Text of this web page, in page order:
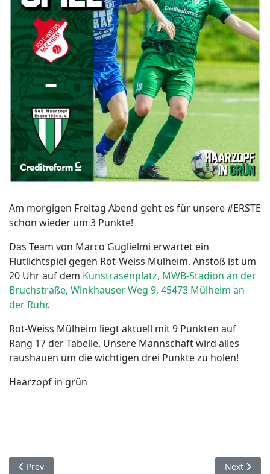
Am morgigen Freitag Abend geht es für unsere #ERSTE
schon wieder um 3 Punkte!
Das Team von Marco Guglielmi erwartet ein
Flutlichtspiel gegen Rot-Weiss Mülheim. Anstoß ist um
20 Uhr auf dem Kunstrasenplatz, MWB-Stadion an der
Bruchstraße, Winkhauser Weg 9, 45473 Mülheim an
der Ruhr.
Rot-Weiss Mülheim liegt aktuell mit 9 Punkten auf
Rang 17 der Tabelle. Unsere Mannschaft wird alles
raushauen um die wichtigen drei Punkte zu holen!
Haarzopf in grün
Previous article: Last Minute Sieg
Prev Next
Next